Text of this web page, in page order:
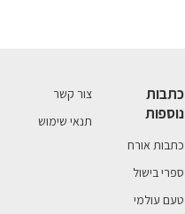
כתבות
נוספות
כתבות אורח
ספרי בישול
טעם עולמי
צור קשר
תנאי שימוש